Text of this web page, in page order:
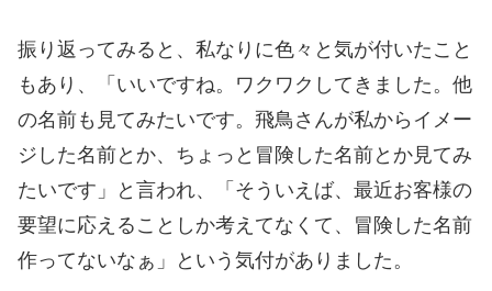
振り返ってみると、私なりに色々と気が付いたこと
もあり、「いいですね。ワクワクしてきました。他
の名前も見てみたいです。飛鳥さんが私からイメー
ジした名前とか、ちょっと冒険した名前とか見てみ
たいです」と言われ、「そういえば、最近お客様の
要望に応えることしか考えてなくて、冒険した名前
作ってないなぁ」という気付がありました。